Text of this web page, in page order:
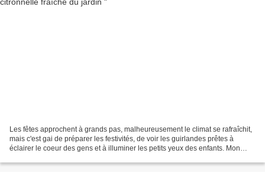
Les fêtes approchent à grands pas, malheureusement le climat se rafraîchit,
mais c'est gai de préparer les festivités, de voir les guirlandes prêtes à
éclairer le coeur des gens et à illuminer les petits yeux des enfants. Mon